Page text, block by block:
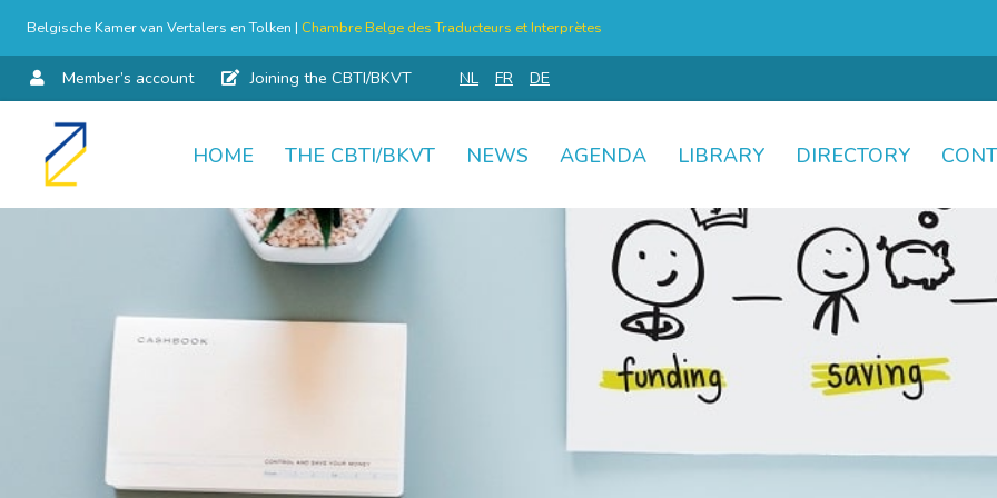
Belgische Kamer van Vertalers en Tolken | Chambre Belge des Traducteurs et Interprètes
Member’s account Joining the CBTI/BKVT NL FR DE
Skip
HOME THE CBTI/BKVT NEWS AGENDA LIBRARY DIRECTORY